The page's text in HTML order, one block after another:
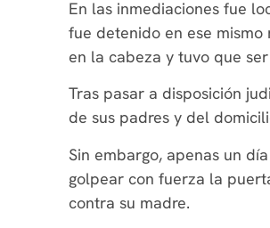
En las inmediaciones fue
fue detenido en ese
en la cabeza y tuvo que
Tras pasar a disposición
de sus padres y del
Sin embargo, apenas un
golpear con fuerza la
contra su madre.